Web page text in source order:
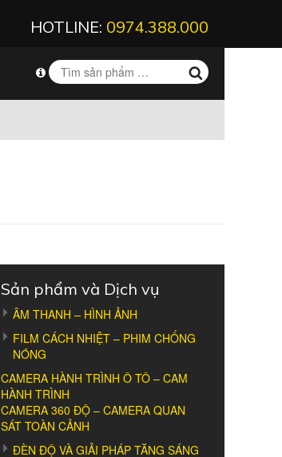
HOTLINE: 0974.388.000
Sản phẩm và Dịch vụ
ÂM THANH – HÌNH ẢNH
FILM CÁCH NHIỆT – PHIM CHỐNG
NÓNG
CAMERA HÀNH TRÌNH Ô TÔ – CAM
HÀNH TRÌNH
CAMERA 360 ĐỘ – CAMERA QUAN
SÁT TOÀN CẢNH
ĐÈN ĐỘ VÀ GIẢI PHÁP TĂNG SÁNG